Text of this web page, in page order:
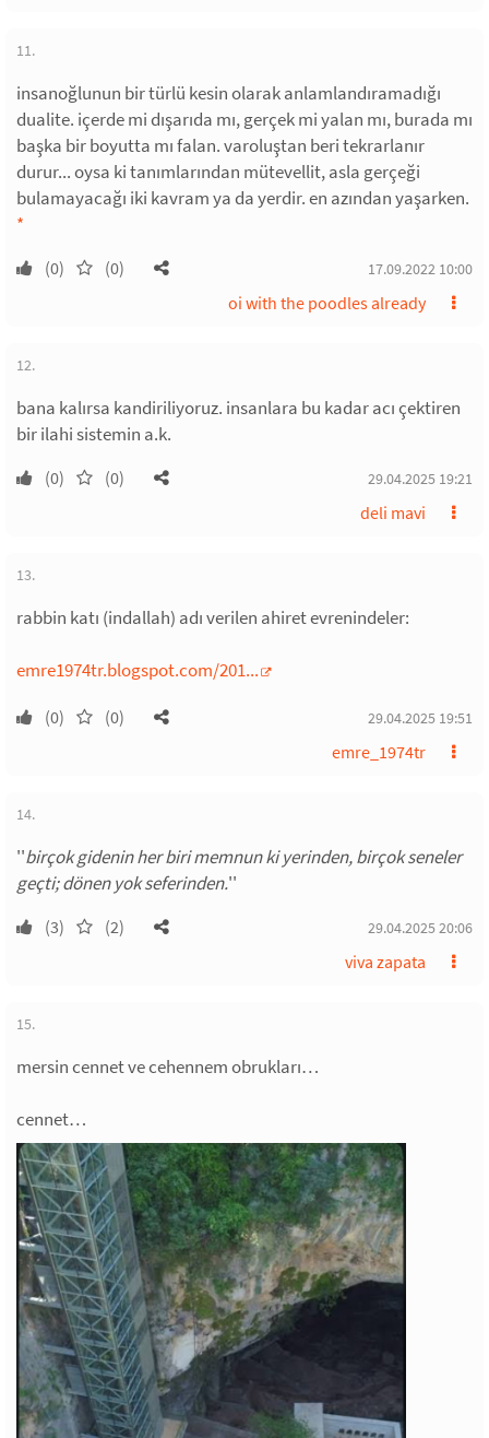
11.
insanoğlunun bir türlü kesin olarak anlamlandıramadığı
dualite. içerde mi dışarıda mı, gerçek mi yalan mı, burada mı
başka bir boyutta mı falan. varoluştan beri tekrarlanır
durur... oysa ki tanımlarından mütevellit, asla gerçeği
bulamayacağı iki kavram ya da yerdir. en azından yaşarken.
*
(0) (0) 17.09.2022 10:00
oi with the poodles already
12.
bana kalırsa kandiriliyoruz. insanlara bu kadar acı çektiren
bir ilahi sistemin a.k.
(0) (0) 29.04.2025 19:21
deli mavi
13.
rabbin katı (indallah) adı verilen ahiret evrenindeler:
emre1974tr.blogspot.com/201...
(0) (0) 29.04.2025 19:51
emre_1974tr
14.
''birçok gidenin her biri memnun ki yerinden, birçok seneler
geçti; dönen yok seferinden.''
(3) (2) 29.04.2025 20:06
viva zapata
15.
mersin cennet ve cehennem obrukları…
cennet…